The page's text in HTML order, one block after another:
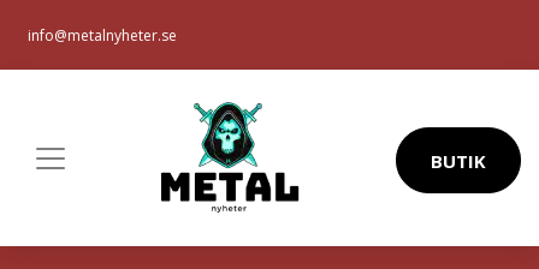
info@metalnyheter.se
BUTIK